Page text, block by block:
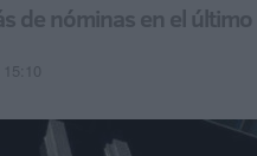
de nóminas en el